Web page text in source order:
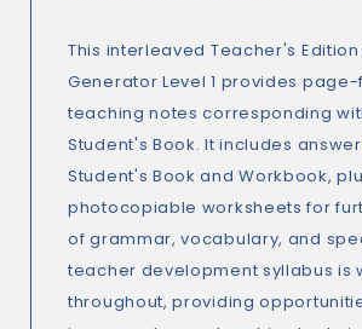
This interleaved Teacher's Edition
Generator Level 1 provides
teaching notes corresponding
Student's Book. It includes
Student's Book and Workbook,
photocopiable worksheets for
of grammar, vocabulary, and
teacher development syllabus is
throughout, providing